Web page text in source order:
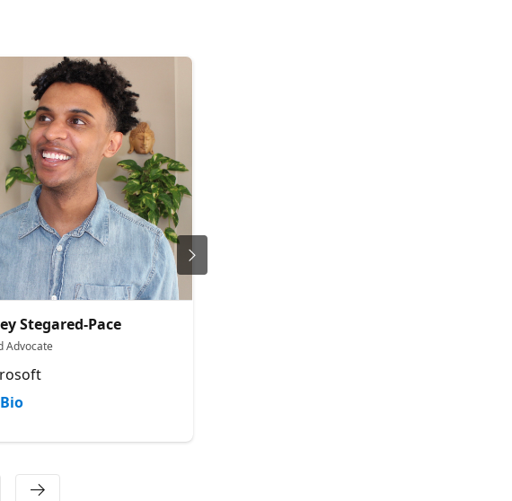
Stegared-Pace
Advocate
Bio